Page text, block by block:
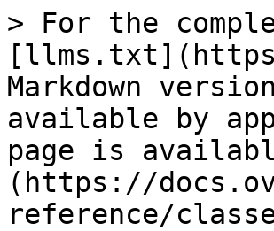
> For the
Markdown
available by
page is
(https://
reference/